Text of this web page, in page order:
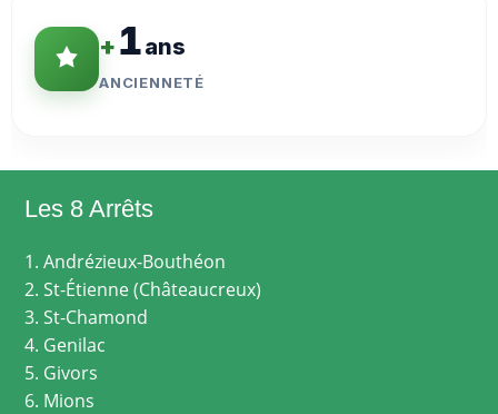
+1ans
ANCIENNETÉ
Les 8 Arrêts
1. Andrézieux-Bouthéon
2. St-Étienne (Châteaucreux)
3. St-Chamond
4. Genilac
5. Givors
6. Mions